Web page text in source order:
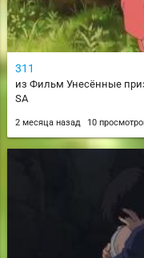
311
из Фильм Унесённые
SA
2 месяца назад 10